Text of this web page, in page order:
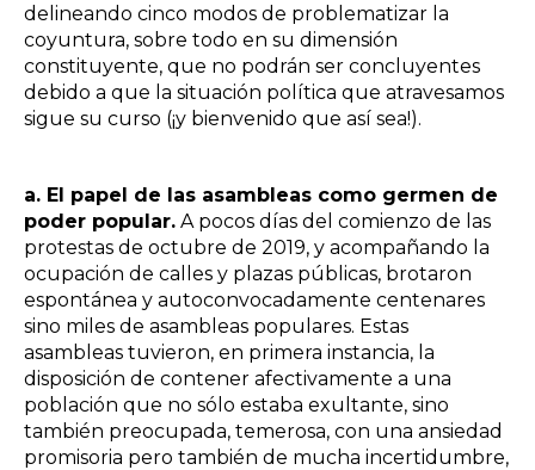
delineando cinco modos de problematizar la
coyuntura, sobre todo en su dimensión
constituyente, que no podrán ser concluyentes
debido a que la situación política que atravesamos
sigue su curso (¡y bienvenido que así sea!).
a. El papel de las asambleas como germen de
poder popular. A pocos días del comienzo de las
protestas de octubre de 2019, y acompañando la
ocupación de calles y plazas públicas, brotaron
espontánea y autoconvocadamente centenares
sino miles de asambleas populares. Estas
asambleas tuvieron, en primera instancia, la
disposición de contener afectivamente a una
población que no sólo estaba exultante, sino
también preocupada, temerosa, con una ansiedad
promisoria pero también de mucha incertidumbre,